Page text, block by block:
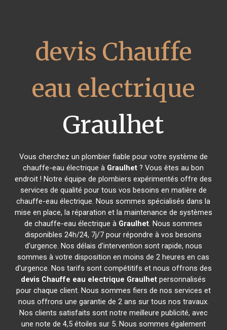
devis Chauffe
eau electrique
Graulhet
Vous cherchez un plombier fiable pour votre système de
chauffe-eau électrique à Graulhet ? Vous êtes au bon
endroit ! Notre équipe de plombiers expérimentés offre des
services de qualité pour tous vos besoins en matière de
chauffe-eau électrique. Nous sommes spécialisés dans la
mise en place, la réparation et la maintenance de systèmes
de chauffe-eau électrique à Graulhet. Nous sommes
disponibles 24h/24, 7j/7 pour répondre à vos besoins
d'urgence. Nos délais d'intervention sont rapide, nous
sommes à votre disposition en moins de 2 heures en cas
d'urgence. Nos tarifs sont compétitifs et nous offrons des
devis Chauffe eau electrique Graulhet personnalisés
pour chaque client. Nous sommes fiers de nos services et
nous offrons une garantie de 2 ans sur tous nos travaux.
Nos clients satisfaits sont notre meilleure publicité, avec
une note de 4,5 étoiles sur 5. Nous sommes également